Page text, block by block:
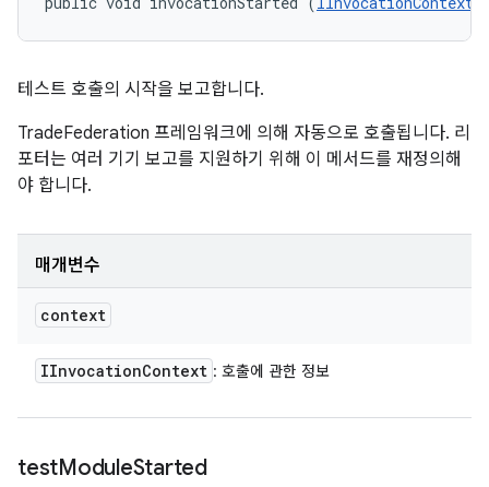
테스트 호출의 시작을 보고합니다.
TradeFederation 프레임워크에 의해 자동으로 호출됩니다. 리
포터는 여러 기기 보고를 지원하기 위해 이 메서드를 재정의해
야 합니다.
매개변수
context
IInvocationContext : 호출에 관한 정보
testModuleStarted